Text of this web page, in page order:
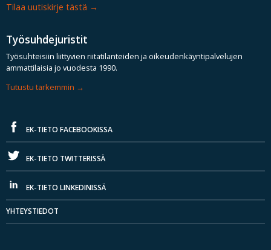
Tilaa uutiskirje tästä
Työsuhdejuristit
Työsuhteisiin liittyvien riitatilanteiden ja oikeudenkäyntipalvelujen
ammattilaisia jo vuodesta 1990.
Tutustu tarkemmin
EK-TIETO FACEBOOKISSA
EK-TIETO TWITTERISSÄ
EK-TIETO LINKEDINISSÄ
YHTEYSTIEDOT